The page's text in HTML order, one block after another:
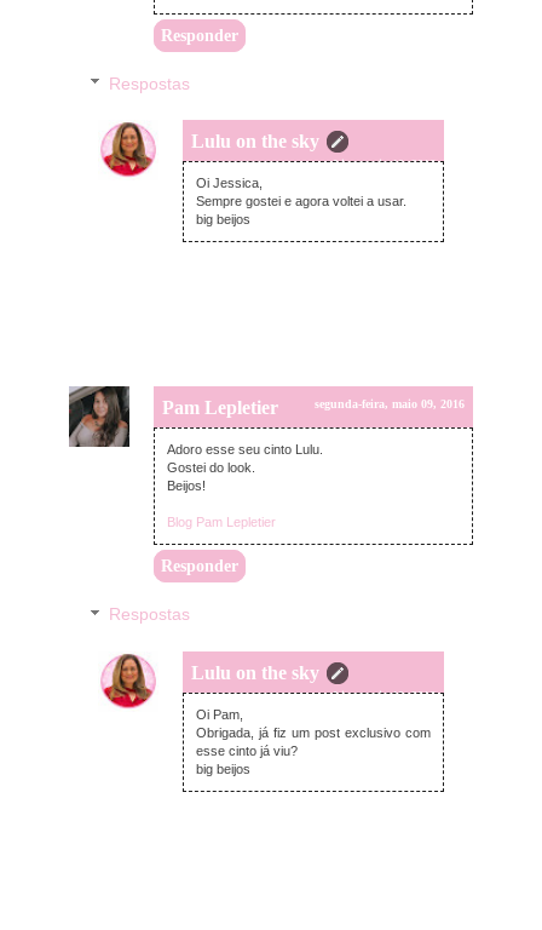
Responder
Respostas
Lulu on the sky
terça-feira, maio 10, 2016
Oi Jessica,
Sempre gostei e agora voltei a usar.
big beijos
Pam Lepletier segunda-feira, maio 09, 2016
Adoro esse seu cinto Lulu.
Gostei do look.
Beijos!
Blog Pam Lepletier
Responder
Respostas
Lulu on the sky
terça-feira, maio 10, 2016
Oi Pam,
Obrigada, já fiz um post exclusivo com
esse cinto já viu?
big beijos